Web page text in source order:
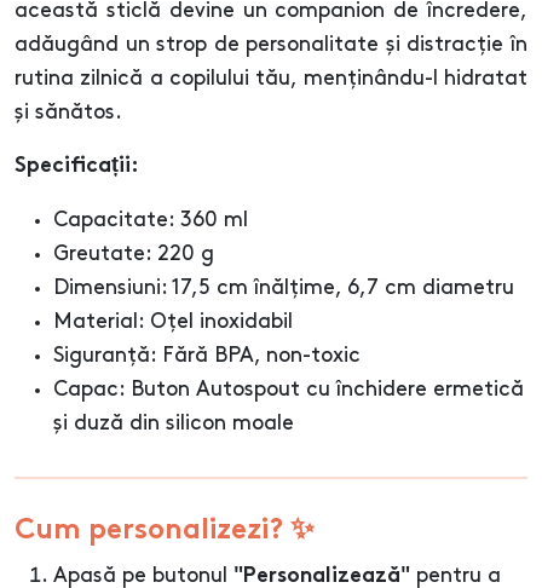
această sticlă devine un companion de încredere,
adăugând un strop de personalitate și distracție în
rutina zilnică a copilului tău, menținându-l hidratat
și sănătos.
Specificații:
Capacitate: 360 ml
Greutate: 220 g
Dimensiuni: 17,5 cm înălțime, 6,7 cm diametru
Material: Oțel inoxidabil
Siguranță: Fără BPA, non-toxic
Capac: Buton Autospout cu închidere ermetică
și duză din silicon moale
Cum personalizezi? ✨
Apasă pe butonul "Personalizează" pentru a